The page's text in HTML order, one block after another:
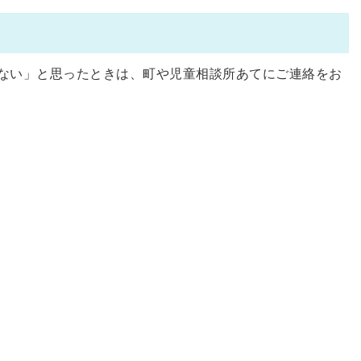
」と思ったときは、町や児童相談所あてにご連絡をお